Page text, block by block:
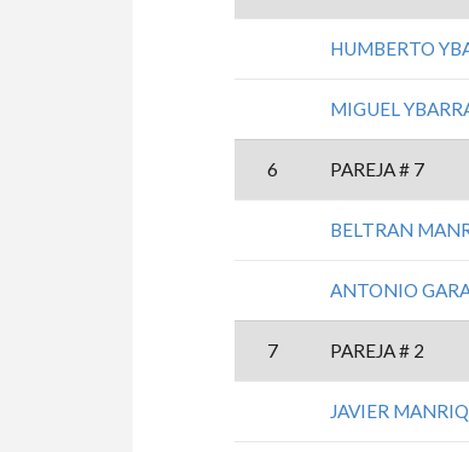
HUMBERTO
MIGUEL
6 PAREJA # 7
BELTRAN
ANTONIO
7 PAREJA # 2
JAVIER